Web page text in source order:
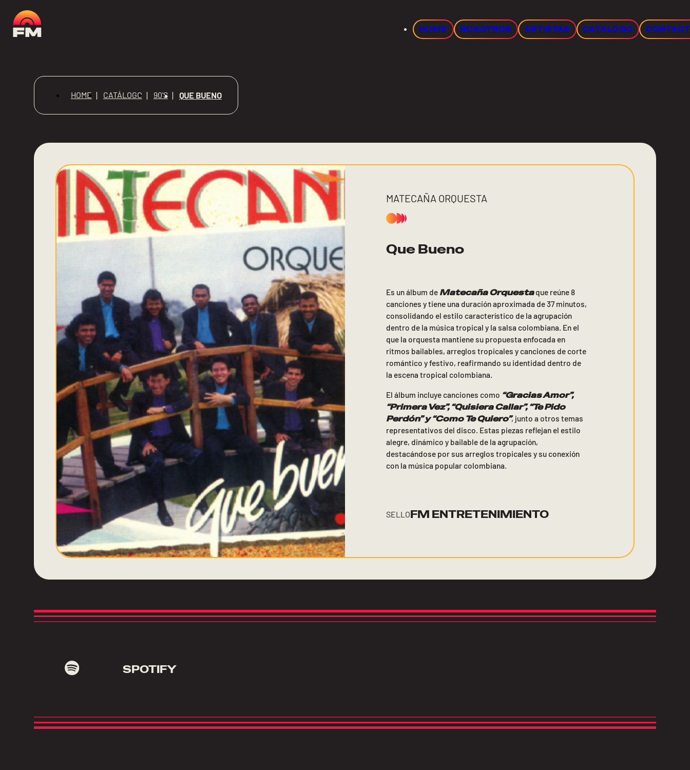
HOME NOSOTROS ARTISTAS CATÁLOGO
HOME CATÁLOGO 90'S QUE BUENO
MATECAÑA ORQUESTA
Que Bueno
Es un álbum de Matecaña Orquestaque reúne 8
canciones y tiene una duración aproximada de 37 minutos,
consolidando el estilo característico de la agrupación
dentro de la música tropical y la salsa colombiana. En el
que la orquesta mantiene su propuesta enfocada en
ritmos bailables, arreglos tropicales y canciones de corte
romántico y festivo, reafirmando su identidad dentro de
la escena tropical colombiana.
El álbum incluye canciones como “Gracias Amor”,
“Primera Vez”, “Quisiera Callar”, “Te Pido
Perdón” y “Como Te Quiero”, junto a otros temas
representativos del disco. Estas piezas reflejan el estilo
alegre, dinámico y bailable de la agrupación,
destacándose por sus arreglos tropicales y su conexión
con la música popular colombiana.
SELLOFM ENTRETENIMIENTO
SPOTIFY